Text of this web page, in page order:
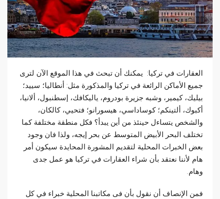
العقارات في تركيا: يمكنك أن تبحث في هذا الموقع الآن لترى
جميع الأماكن الرائعة في تركيا والمذكورة مثل: أنطاليا؛ سييد؛
بيليك، كيمير، وشبه جزيرة بودروم، ياليكافك، إسطنبول، ألانيا،
أكبوك، ألتينكم؛ كوساداسي، هيسورانو؛ فتحيي، كالكان،
والشخص يتساءل حينئذ من أين يبدأ؟ فكل منطقة مختلفة كما
تختلف البحر الأبيض المتوسط ​​عن بحر إيجه، ولذا فان وجود
بعض الخبرات المحلية لتقديم المشورة المحايدة سيكون أمر
هام لأننا نعتقد بأن شراء العقارات في تركيا هو عمل جدى
وهام.
فمن الإنصاف أن نقول بأن فى مكاتبنا المحلية خبراء في كل